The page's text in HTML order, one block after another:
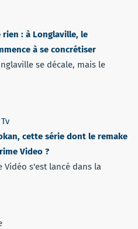
rien : à Longlaville, le
à se concrétiser
se décale, mais le
cette série dont le remake
Video ?
s'est lancé dans la